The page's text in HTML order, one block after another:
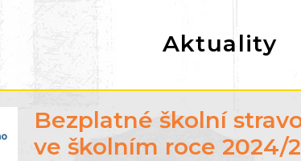
Aktuality
Bezplatné školní
ve školním roce 2024/